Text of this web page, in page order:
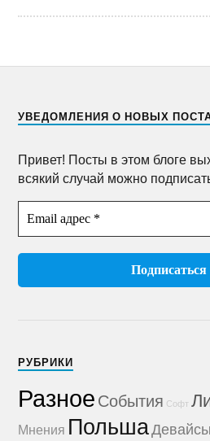
УВЕДОМЛЕНИЯ О НОВЫХ
Привет! Посты в этом блоге
всякий случай можно
РУБРИКИ
Разное События Софт
Мнения ПольшаДевайсы